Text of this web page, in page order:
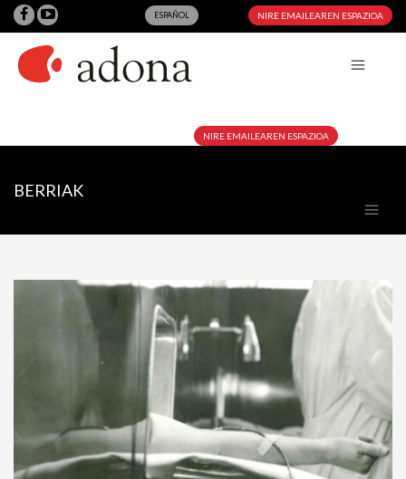
ESPAÑOL NIRE EMAILEAREN ESPAZIOA
NIRE EMAILEAREN ESPAZIOA
BERRIAK